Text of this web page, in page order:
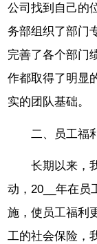
公司找到自己的
务部组织了部门
完善了各个部门
作都取得了明显
实的团队基础。
二、员工福
长期以来，
动，20__年在员
施，使员工福利
工的社会保险，